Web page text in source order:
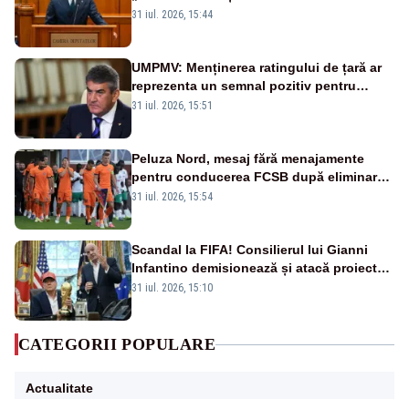
la vânzare bunuri publice pentru a stinge
31 iul. 2026, 15:44
UMPMV: Menținerea ratingului de țară ar
reprezenta un semnal pozitiv pentru
România. Autoritățile trebuie să continue
31 iul. 2026, 15:51
Peluza Nord, mesaj fără menajamente
pentru conducerea FCSB după eliminarea
rușinoasă din Conference League
31 iul. 2026, 15:54
Scandal la FIFA! Consilierul lui Gianni
Infantino demisionează și atacă proiectul
privind investitorii străini
31 iul. 2026, 15:10
CATEGORII POPULARE
Actualitate